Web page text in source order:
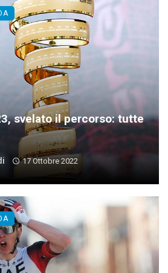
svelato il percorso: tutte
17 Ottobre 2022